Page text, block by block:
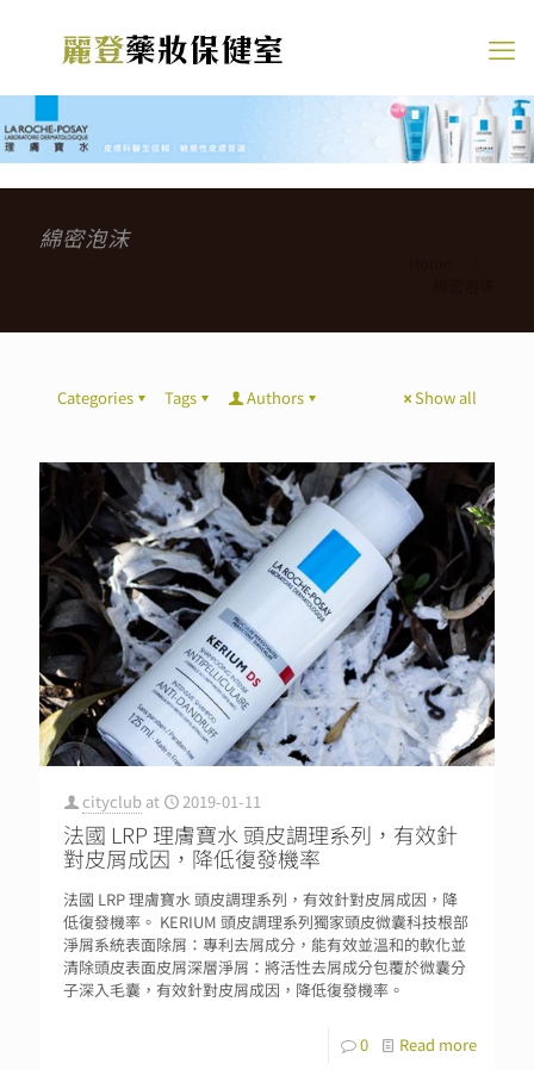
綿密泡沫
Categories Tags Authors Show all
cityclub at 2019-01-11
法國 LRP 理膚寶水 頭皮調理系列，有效針
對皮屑成因，降低復發機率
法國 LRP 理膚寶水 頭皮調理系列，有效針對皮屑成因，降
低復發機率。 KERIUM 頭皮調理系列獨家頭皮微囊科技根部
淨屑系統表面除屑：專利去屑成分，能有效並溫和的軟化並
清除頭皮表面皮屑深層淨屑：將活性去屑成分包覆於微囊分
子深入毛囊，有效針對皮屑成因，降低復發機率。
0 Read more